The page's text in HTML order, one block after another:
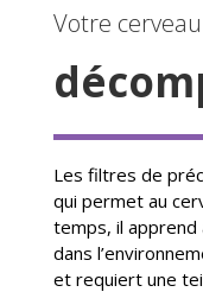
Votre cerveau
Les filtres de
qui permet au
temps, il apprend
dans
et requiert une